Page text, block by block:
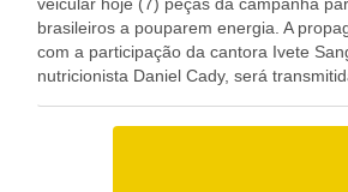
brasileiros a pouparem energia. A
com a participação da cantora Ivete
nutricionista Daniel Cady, será
Segundo a Aneel, a intenção é